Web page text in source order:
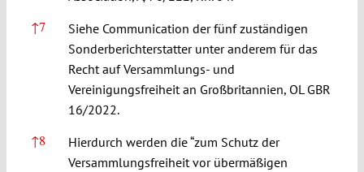
↑7
Siehe Communication der fünf zuständigen
Sonderberichterstatter unter anderem für das
Recht auf Versammlungs- und
Vereinigungsfreiheit an Großbritannien, OL GBR
16/2022.
↑8
Hierdurch werden die “zum Schutz der
Versammlungsfreiheit vor übermäßigen